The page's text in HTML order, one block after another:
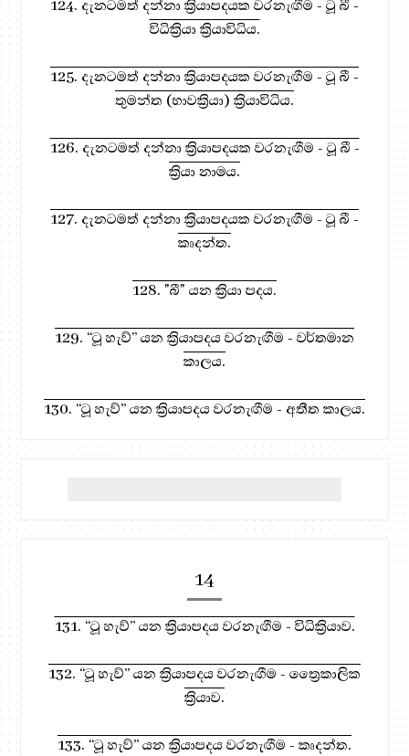
124. දැනටමත් දන්නා ක්‍රියාපදයක වරනැඟීම - ටූ බී -
විධික්‍රියා ක්‍රියාවිධිය.
125. දැනටමත් දන්නා ක්‍රියාපදයක වරනැඟීම - ටූ බී -
තුමන්ත (භාවක්‍රියා) ක්‍රියාවිධිය.
126. දැනටමත් දන්නා ක්‍රියාපදයක වරනැඟීම - ටූ බී -
ක්‍රියා නාමය.
127. දැනටමත් දන්නා ක්‍රියාපදයක වරනැඟීම - ටූ බී -
කෘදන්ත.
128. "බී" යන ක්‍රියා පදය.
129. “ටූ හැව්” යන ක්‍රියාපදය වරනැඟීම - වර්තමාන
කාලය.
130. “ටූ හැව්” යන ක්‍රියාපදය වරනැඟීම - අතීත කාලය.
14
131. “ටූ හැව්” යන ක්‍රියාපදය වරනැඟීම - විධික්‍රියාව.
132. “ටූ හැව්” යන ක්‍රියාපදය වරනැඟීම - ත්‍රෛකාලික
ක්‍රියාව.
133. “ටූ හැව්” යන ක්‍රියාපදය වරනැඟීම - කෘදන්ත.